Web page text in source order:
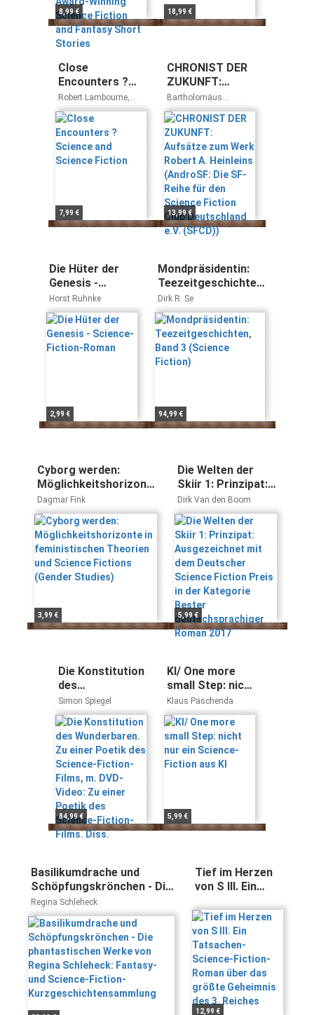
8,99 € 18,99 €
Close
Encounters ?
Science and
Science Fiction
Robert Lambourne,
Michael Shallis,
Michael Shortland
7,99 €
CHRONIST DER
ZUKUNFT:
Aufsätze zum
Werk Robert A.
Heinleins
(AndroSF: Die
SF-Reihe für den
Science Fiction
Club
Deutschland e.V.
(SFCD))
Bartholomäus
Figatowski, Simon
Spiegel, Frank
Haberland, Christian
Künne, Felix
Woitkowski, Peer
Zickgraf, Diana-Isabel
Scheffen, Thomas
Harbach
13,99 €
Die Hüter der
Genesis -
Science-Fiction-
Roman
Horst Ruhnke
2,99 €
Mondpräsidentin:
Teezeitgeschichten,
Band 3 (Science
Fiction)
Dirk R. Se
94,99 €
Cyborg werden:
Möglichkeitshorizonte
in feministischen
Theorien und Science
Fictions (Gender
Studies)
Dagmar Fink
3,99 €
Die Welten der
Skiir 1: Prinzipat:
Ausgezeichnet mit
dem Deutscher
Science Fiction
Preis in der
Kategorie Bester
deutschsprachiger
Roman 2017
Dirk Van den Boom
5,99 €
Die Konstitution
des
Wunderbaren.
Zu einer Poetik
des Science-
Fiction-Films, m.
DVD-Video: Zu
einer Poetik des
Science-Fiction-
Films. Diss.
Simon Spiegel
84,99 €
KI/ One more
small Step: nicht
nur ein Science-
Fiction aus KI
Klaus Paschenda
5,99 €
Basilikumdrache und
Schöpfungskrönchen - Die
phantastischen Werke von
Regina Schleheck:
Fantasy- und Science-
Fiction-
Kurzgeschichtensammlung
Regina Schleheck
Tief im Herzen
von S III. Ein
Science-Fiction-
Roman über das
größte
Geheimnis des 3.
Reiches
12,99 €